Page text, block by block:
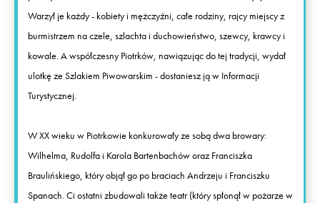
Warzył je każdy - kobiety i mężczyźni, całe rodziny, rajcy miejscy z
burmistrzem na czele, szlachta i duchowieństwo, szewcy, krawcy i
kowale. A współczesny Piotrków, nawiązując do tej tradycji, wydał
ulotkę ze Szlakiem Piwowarskim - dostaniesz ją w Informacji
Turystycznej.
W XX wieku w Piotrkowie konkurowały ze sobą dwa browary:
Wilhelma, Rudolfa i Karola Bartenbachów oraz Franciszka
Braulińskiego, który objął go po braciach Andrzeju i Franciszku
Spanach. Ci ostatni zbudowali także teatr (który spłonął w pożarze w